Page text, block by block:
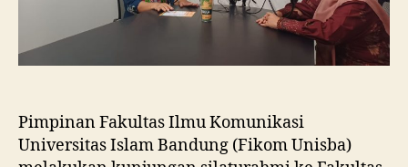
Pimpinan Fakultas Ilmu Komunikasi
Universitas Islam Bandung (Fikom Unisba)